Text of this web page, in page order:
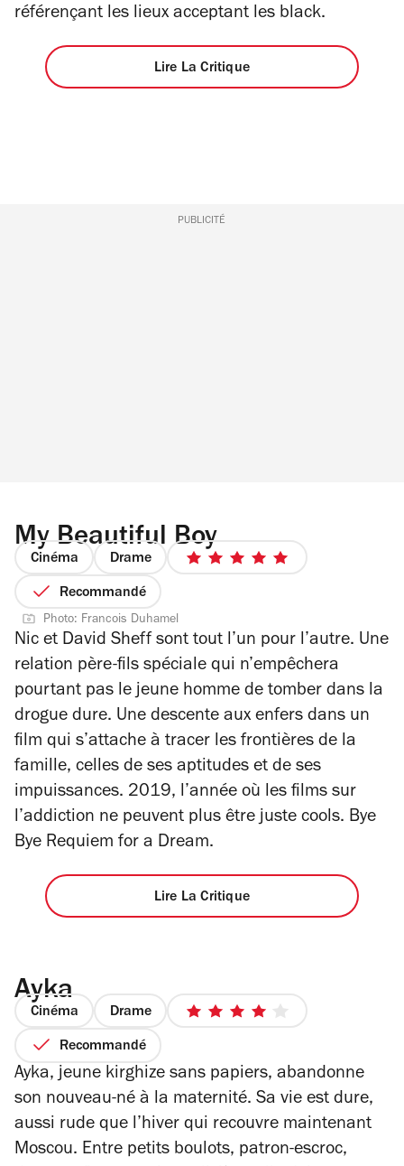
référençant les lieux acceptant les black.
Lire La Critique
PUBLICITÉ
My Beautiful Boy
Cinéma Drame
5
étoiles
Recommandé
Photo: Francois Duhamel
Nic et David Sheff sont tout l’un pour l’autre. Une
relation père-fils spéciale qui n’empêchera
pourtant pas le jeune homme de tomber dans la
drogue dure. Une descente aux enfers dans un
film qui s’attache à tracer les frontières de la
famille, celles de ses aptitudes et de ses
impuissances. 2019, l’année où les films sur
l’addiction ne peuvent plus être juste cools. Bye
Bye Requiem for a Dream.
Lire La Critique
Ayka
Cinéma Drame
4
5
Recommandé
Ayka, jeune kirghize sans papiers, abandonne
son nouveau-né à la maternité. Sa vie est dure,
aussi rude que l’hiver qui recouvre maintenant
Moscou. Entre petits boulots, patron-escroc,